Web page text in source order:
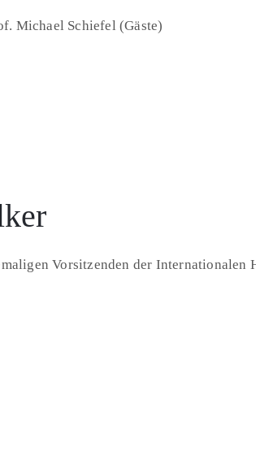
Michael Schiefel (Gäste)
Vorsitzenden der Internationalen